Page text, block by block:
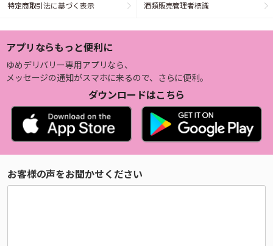
特定商取引法に基づく表示 酒類販売管理者標識
アプリならもっと便利に
ゆめデリバリー専用アプリなら、
メッセージの通知がスマホに来るので、さらに便利。
ダウンロードはこちら
お客様の声をお聞かせください